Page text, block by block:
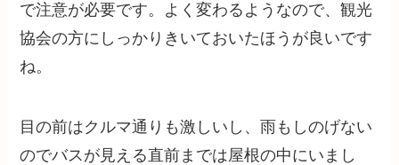
で注意が必要です。よく変わるようなので、観光
協会の方にしっかりきいておいたほうが良いです
ね。
目の前はクルマ通りも激しいし、雨もしのげない
のでバスが見える直前までは屋根の中にいまし